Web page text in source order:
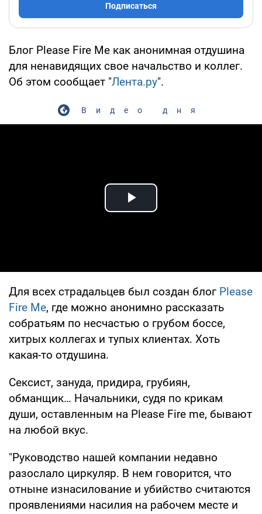
Подписаться
Блог Please Fire Me как анонимная отдушина
для ненавидящих свое начальство и коллег.
Об этом сообщает "Лента.ру".
Видео дня
Play Video
Для всех страдальцев был создан блог Please
Fire Me, где можно анонимно рассказать
собратьям по несчастью о грубом боссе,
хитрых коллегах и тупых клиентах. Хоть
какая-то отдушина.
Сексист, зануда, придира, грубиян,
обманщик… Начальники, судя по крикам
души, оставленным на Please Fire me, бывают
на любой вкус.
"Руководство нашей компании недавно
разослало циркуляр. В нем говорится, что
отныне изнасилование и убийство считаются
проявлениями насилия на рабочем месте и